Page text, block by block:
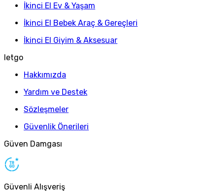
İkinci El Ev & Yaşam
İkinci El Bebek Araç & Gereçleri
İkinci El Giyim & Aksesuar
letgo
Hakkımızda
Yardım ve Destek
Sözleşmeler
Güvenlik Önerileri
Güven Damgası
Güvenli Alışveriş